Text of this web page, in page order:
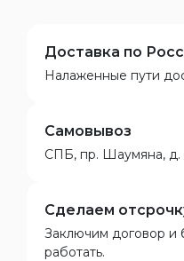
Доставка по
Налаженные пути
Самовывоз
СПБ, пр. Шаумяна, д.
Сделаем
Заключим договор и
работать.